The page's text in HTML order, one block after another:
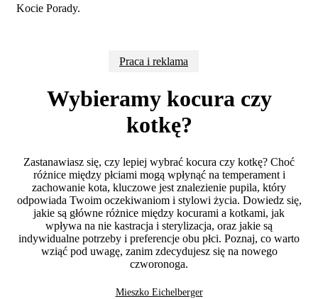
Kocie Porady.
Praca i reklama
Wybieramy kocura czy
kotkę?
Zastanawiasz się, czy lepiej wybrać kocura czy kotkę? Choć
różnice między płciami mogą wpłynąć na temperament i
zachowanie kota, kluczowe jest znalezienie pupila, który
odpowiada Twoim oczekiwaniom i stylowi życia. Dowiedz się,
jakie są główne różnice między kocurami a kotkami, jak
wpływa na nie kastracja i sterylizacja, oraz jakie są
indywidualne potrzeby i preferencje obu płci. Poznaj, co warto
wziąć pod uwagę, zanim zdecydujesz się na nowego
czworonoga.
Mieszko Eichelberger